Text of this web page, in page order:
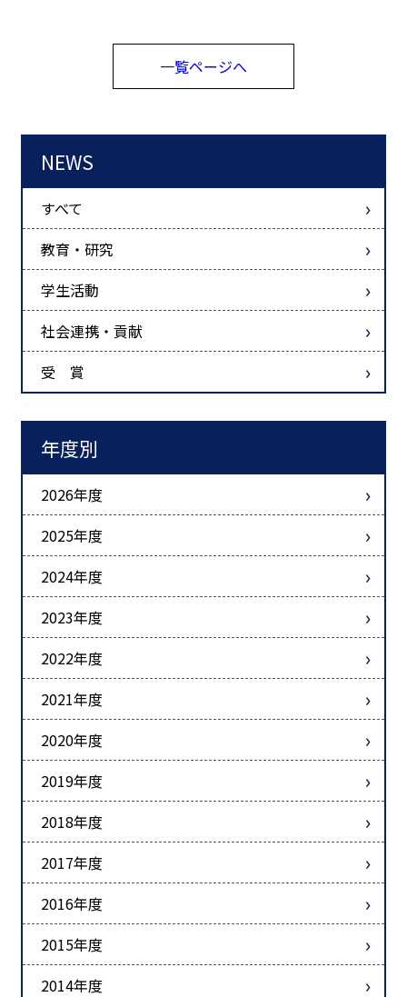
一覧ページへ
NEWS
すべて
教育・研究
学生活動
社会連携・貢献
受 賞
年度別
2026年度
2025年度
2024年度
2023年度
2022年度
2021年度
2020年度
2019年度
2018年度
2017年度
2016年度
2015年度
2014年度